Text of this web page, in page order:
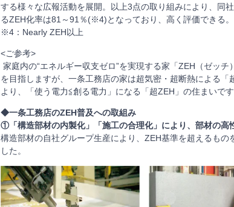
する様々な広報活動を展開。以上3点の取り組みにより、同
るZEH化率は81～91％(※4)となっており、高く評価できる。
※4：Nearly ZEH以上
<ご参考>
家庭内の“エネルギー収支ゼロ”を実現する家「ZEH（ゼッ
を目指しますが、一条工務店の家は超気密・超断熱による
より、「使う電力≦創る電力」になる「超ZEH」の住まいです
◆一条工務店のZEH普及への取組み
①「構造部材の内製化」「施工の合理化」により、部材の高
構造部材の自社グループ生産により、ZEH基準を超えるも
した。